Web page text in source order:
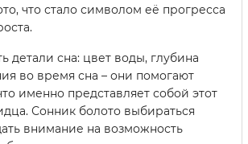
что стало символом её прогресса
детали сна: цвет воды, глубина
во время сна – они помогают
именно представляет собой этот
Сонник болото выбираться
внимание на возможность